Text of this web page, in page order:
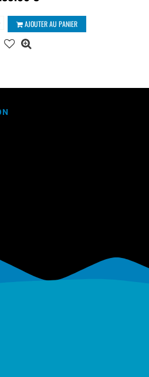
AJOUTER AU PANIER